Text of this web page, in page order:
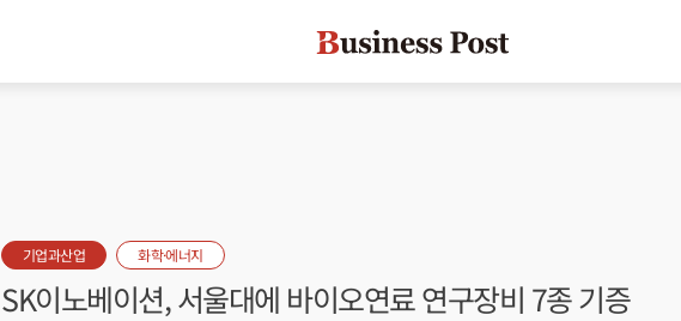
기업과산업 화학·에너지
SK이노베이션, 서울대에 바이오연료 연구장비 7종 기증